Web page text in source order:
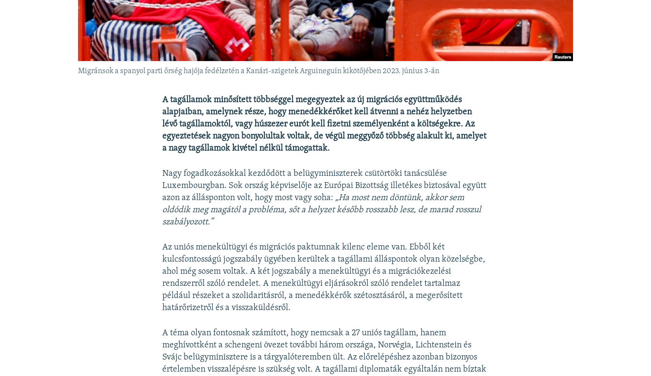
Migránsok a spanyol parti őrség hajója fedélzetén a Kanári-szigetek Arguineguín kikötőjében 2023. június 3-án
A tagállamok minősített többséggel megegyeztek az új migrációs együttműködés
alapjaiban, amelynek része, hogy menedékkérőket kell átvenni a nehéz helyzetben
lévő tagállamoktól, vagy húszezer eurót kell fizetni személyenként a költségekre. Az
egyeztetések nagyon bonyolultak voltak, de végül meggyőző többség alakult ki, amelyet
a nagy tagállamok kivétel nélkül támogattak.
Nagy fogadkozásokkal kezdődött a belügyminiszterek csütörtöki tanácsülése
Luxembourgban. Sok ország képviselője az Európai Bizottság illetékes biztosával együtt
azon az állásponton volt, hogy most vagy soha: „Ha most nem döntünk, akkor sem
oldódik meg magától a probléma, sőt a helyzet később rosszabb lesz, de marad rosszul
szabályozott.”
Az uniós menekültügyi és migrációs paktumnak kilenc eleme van. Ebből két
kulcsfontosságú jogszabály ügyében kerültek a tagállami álláspontok olyan közelségbe,
ahol még sosem voltak. A két jogszabály a menekültügyi és a migrációkezelési
rendszerről szóló rendelet. A menekültügyi eljárásokról szóló rendelet tartalmaz
például részeket a szolidaritásról, a menedékkérők szétosztásáról, a megerősített
határőrizetről és a visszaküldésről.
A téma olyan fontosnak számított, hogy nemcsak a 27 uniós tagállam, hanem
meghívottként a schengeni övezet további három országa, Norvégia, Lichtenstein és
Svájc belügyminisztere is a tárgyalóteremben ült. Az előrelépéshez azonban bizonyos
értelemben visszalépésre is szükség volt. A tagállami diplomaták egyáltalán nem bíztak